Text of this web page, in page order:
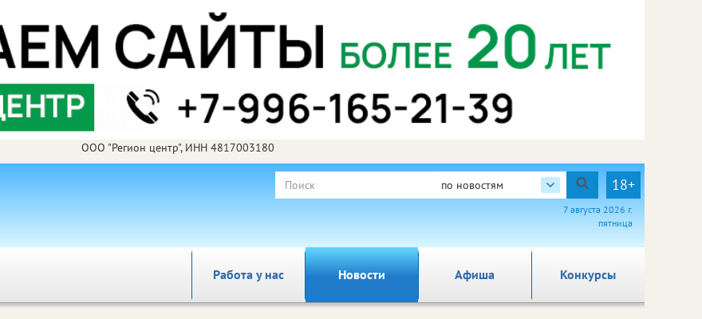
ООО "Регион центр", ИНН 4817003180
по новостям 18+
7 августа 2026 г.
пятница
Работа у нас Новости Афиша Конкурсы